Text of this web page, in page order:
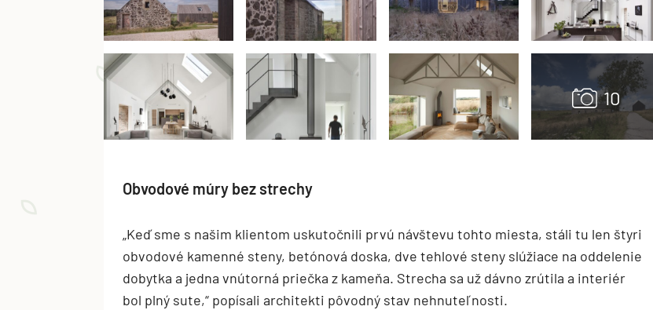
Obvodové múry bez strechy
„Keď sme s našim klientom uskutočnili prvú návštevu tohto miesta, stáli tu len štyri
obvodové kamenné steny, betónová doska, dve tehlové steny slúžiace na oddelenie
dobytka a jedna vnútorná priečka z kameňa. Strecha sa už dávno zrútila a interiér
bol plný sute,“ popísali architekti pôvodný stav nehnuteľnosti.